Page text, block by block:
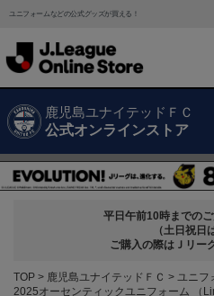
ユニフォームなどの公式グッズが買える！
鹿児島ユナイテッドＦＣ
公式オンラインストア
平日午前10時までのご
（土日祝日
ご購入の際はＪリー
TOP 鹿児島ユナイテッドＦＣ ユニフ
2025オーセンティックユニフォーム （